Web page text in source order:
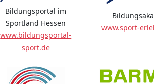
Bildungsportal im
Sportland Hessen
www.bildungsportal-
sport.de
www.sport-